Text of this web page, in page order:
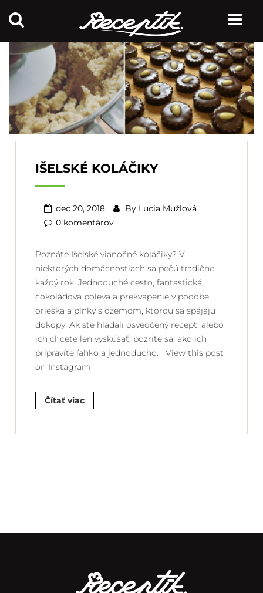
IŠELSKÉ KOLÁČIKY
dec 20, 2018 By Lucia Mužlová
0 komentárov
Poznáte Išelské vianočné koláčiky? V
niektorých domácnostiach sa pečú tradične
každý rok. Jednoduché cesto, fantastická
čokoládová poleva a prekvapenie v podobe
orieška a plnky s džemom, ktorou sa spájajú
dokopy. Ak ste hľadali osvedčený recept, alebo
ich chcete len vyskúšať, pozrite sa, ako ich
pripravíte ľahko a jednoducho. View this post
on Instagram
Čítať viac